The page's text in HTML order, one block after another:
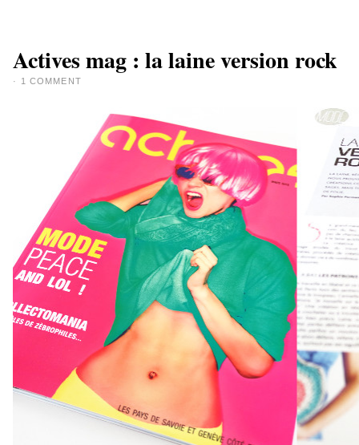
Actives mag : la laine version rock
· 1 COMMENT